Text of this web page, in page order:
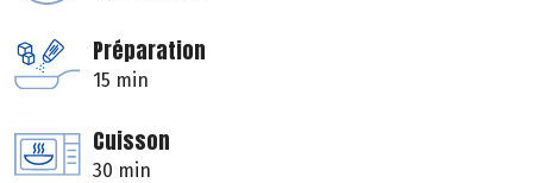
Préparation
15 min
Cuisson
30 min